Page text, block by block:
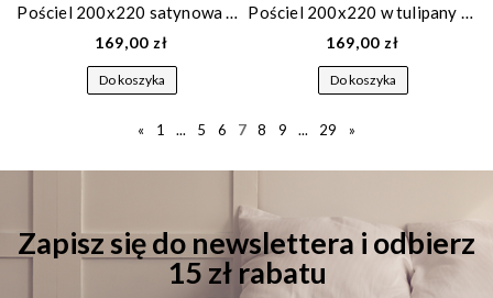
Pościel 200x220 satynowa dwustronna granatowa w flamingi 1148
169,00 zł
Do koszyka
Pościel 200x220 w tulipany 1485
169,00 zł
Do koszyka
« 1 ... 5 6 7 8 9 ... 29 »
Zapisz się do newslettera i odbierz
15 zł rabatu